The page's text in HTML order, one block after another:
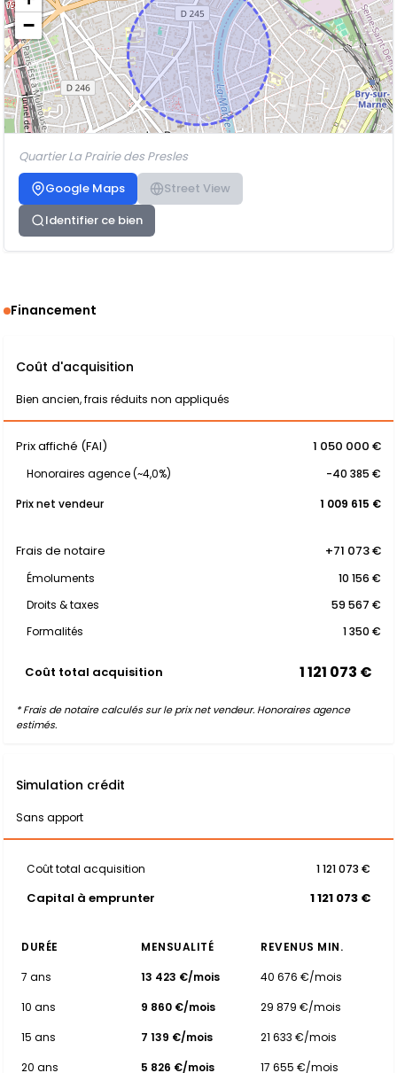
−
Quartier La Prairie des Presles
Google Maps
Street View
Identifier ce bien
Financement
Coût d'acquisition
Bien ancien, frais réduits non appliqués
Prix affiché (FAI) 1 050 000 €
Honoraires agence (~4,0%)
-40 385 €
Prix net vendeur
1 009 615 €
Frais de notaire +71 073 €
Émoluments
10 156 €
Droits & taxes
59 567 €
Formalités
1 350 €
Coût total acquisition 1 121 073 €
* Frais de notaire calculés sur le prix net vendeur. Honoraires agence
estimés.
Simulation crédit
Sans apport
Coût total acquisition 1 121 073 €
Capital à emprunter 1 121 073 €
DURÉE MENSUALITÉ
REVENUS MIN.
7 ans
13 423 €/mois
40 676 €/mois
10 ans
9 860 €/mois
29 879 €/mois
15 ans
7 139 €/mois
21 633 €/mois
20 ans
5 826 €/mois 17 655 €/mois